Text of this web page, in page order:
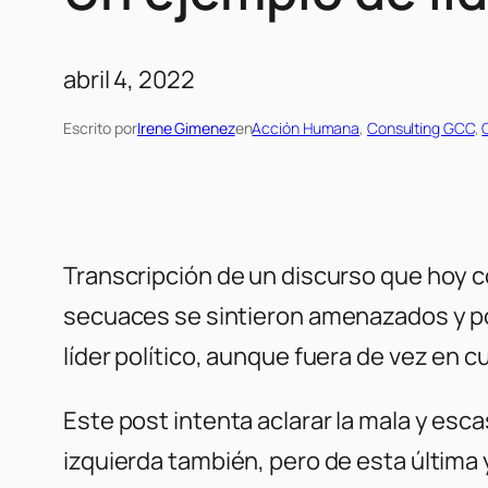
abril 4, 2022
Escrito porIrene GimenezenAcción Humana, Consulting GCC,
Transcripción de un discurso que hoy
secuaces se sintieron amenazados y
líder político, aunque fuera de vez en
Este post intenta aclarar la mala y
izquierda también, pero de esta última